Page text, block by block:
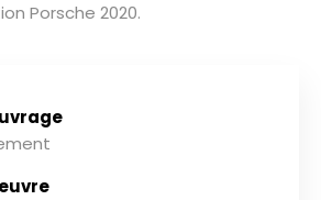
Porsche 2020.